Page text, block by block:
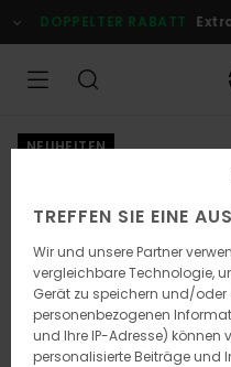
zur
Produktinformation
DOPPELTER RABATT Extra
NEUHEITEN
TREFFEN SIE EINE
Wir und unsere Partner
vergleichbare Technologie,
Gerät zu speichern und/
personenbezogenen
und Ihre IP-Adresse) können
personalisierte Beiträge und